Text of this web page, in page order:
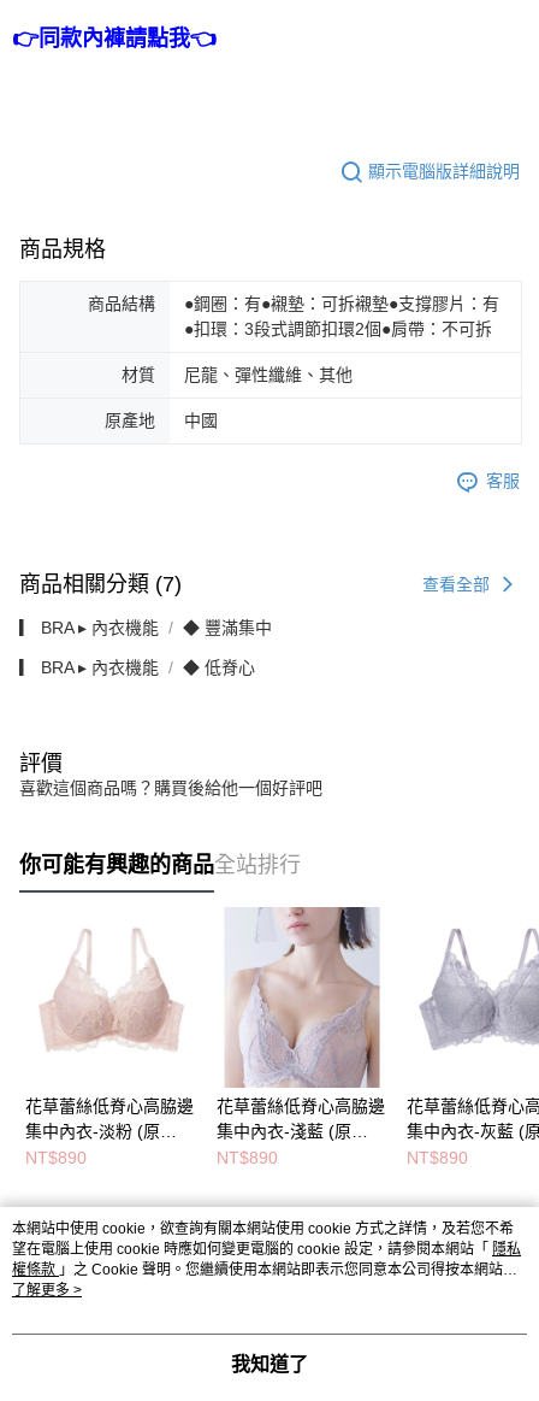
👉同款內褲請點我👈
顯示電腦版詳細說明
商品規格
商品結構
●鋼圈：有●襯墊：可拆襯墊●支撐膠片：有
●扣環：3段式調節扣環2個●肩帶：不可拆
材質 尼龍、彈性纖維、其他
原產地 中國
客服
商品相關分類 (7) 查看全部
▎ BRA ▸ 內衣機能 ◆ 豐滿集中
▎ BRA ▸ 內衣機能 ◆ 低脊心
評價
喜歡這個商品嗎？購買後給他一個好評吧
你可能有興趣的商品全站排行
花草蕾絲低脊心高脇邊
集中內衣-淡粉 (原
GiRLS集中高脇邊蕾絲
NT$890
花草蕾絲低脊心高脇邊
集中內衣-淺藍 (原
GiRLS集中高脇邊蕾絲
NT$890
花草蕾絲低脊心
集中內衣-灰藍 (
GiRLS集中高脇
NT$890
熱門標籤
本網站中使用 cookie，欲查詢有關本網站使用 cookie 方式之詳情，及若您不希
望在電腦上使用 cookie 時應如何變更電腦的 cookie 設定，請參閱本網站「 隱私
權條款 」之 Cookie 聲明。您繼續使用本網站即表示您同意本公司得按本網站使
用條款之 Cookie 聲明使用 cookie。
了解更多 >
我知道了